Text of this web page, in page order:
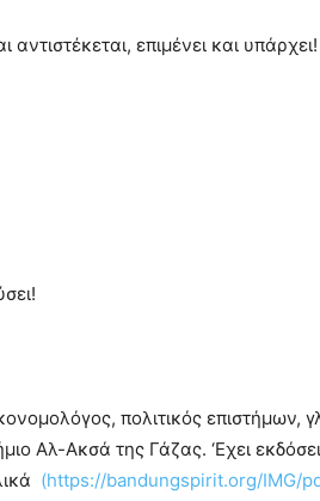
αντιστέκεται, επιμένει και υπάρχει!
πολιτικός επιστήμων,
Αλ-Ακσά της Γάζας. ‘Εχει
(https://bandungspirit.org/IMG/